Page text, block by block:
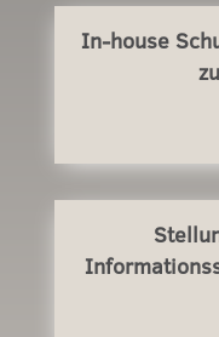
In-house